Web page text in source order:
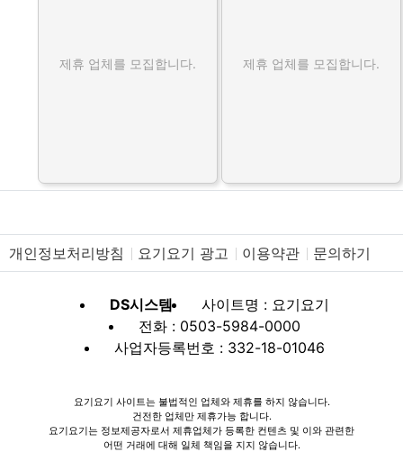
제휴 업체를 모집합니다. 제휴 업체를 모집합니다.
개인정보처리방침 요기요기 광고 이용약관 문의하기
DS시스템
사이트명 : 요기요기
전화 : 0503-5984-0000
사업자등록번호 : 332-18-01046
요기요기 사이트는 불법적인 업체와 제휴를 하지 않습니다.
건전한 업체만 제휴가능 합니다.
요기요기는 정보제공자로서 제휴업체가 등록한 컨텐츠 및 이와 관련한
어떤 거래에 대해 일체 책임을 지지 않습니다.